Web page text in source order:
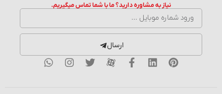
نیاز به مشاوره دارید؟ ما با شما تماس میگیریم.
ارسال